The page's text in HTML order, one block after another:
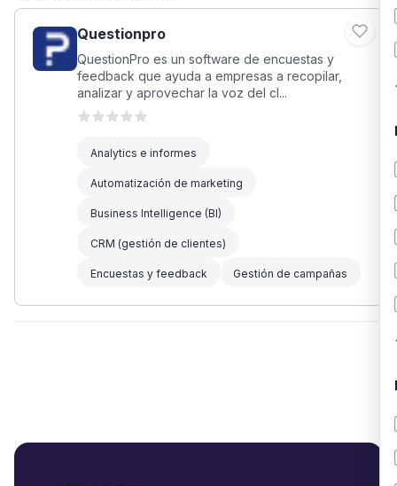
Questionpro
QuestionPro es un software de encuestas y
feedback que ayuda a empresas a recopilar,
analizar y aprovechar la voz del cl...
Analytics e informes
Automatización de marketing
Business Intelligence (BI)
CRM (gestión de clientes)
Encuestas y feedback Gestión de campañas